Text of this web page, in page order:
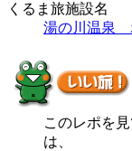
くるま旅施設名
湯の川温泉
このレポを
は、